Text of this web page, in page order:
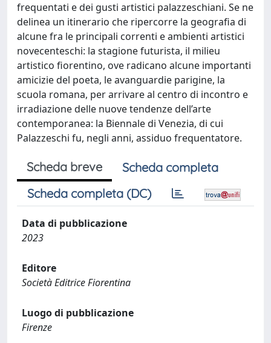
frequentati e dei gusti artistici palazzeschiani. Se ne
delinea un itinerario che ripercorre la geografia di
alcune fra le principali correnti e ambienti artistici
novecenteschi: la stagione futurista, il milieu
artistico fiorentino, ove radicano alcune importanti
amicizie del poeta, le avanguardie parigine, la
scuola romana, per arrivare al centro di incontro e
irradiazione delle nuove tendenze dell’arte
contemporanea: la Biennale di Venezia, di cui
Palazzeschi fu, negli anni, assiduo frequentatore.
Scheda breve
Scheda completa
Scheda completa (DC)
Data di pubblicazione
2023
Editore
Società Editrice Fiorentina
Luogo di pubblicazione
Firenze